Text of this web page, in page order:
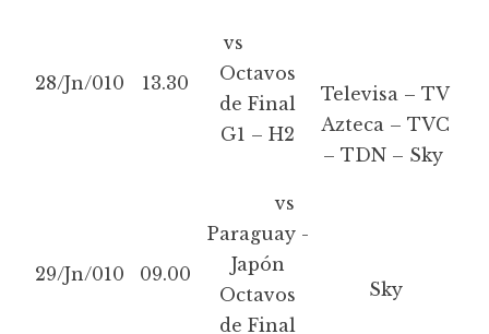
28/Jn/010 13.30
vs
Octavos
de Final
G1 – H2
Televisa – TV
Azteca – TVC
– TDN – Sky
29/Jn/010 09.00
vs
Paraguay -
Japón
Octavos
de Final
Sky